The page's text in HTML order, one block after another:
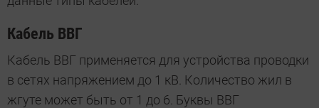
Кабель ВВГ
Кабель ВВГ применяется для устройства проводки
в сетях напряжением до 1 кВ. Количество жил в
жгуте может быть от 1 до 6. Буквы ВВГ